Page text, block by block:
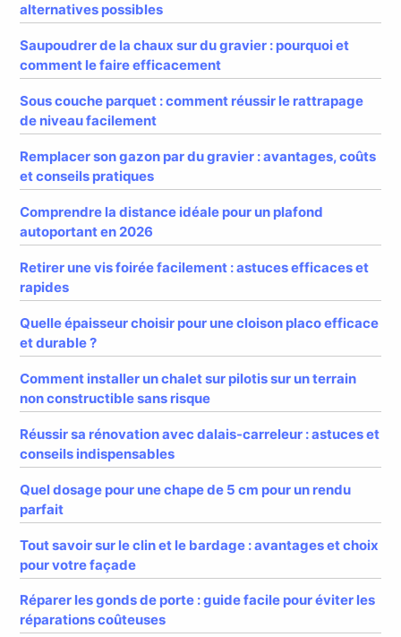
alternatives possibles
Saupoudrer de la chaux sur du gravier : pourquoi et
comment le faire efficacement
Sous couche parquet : comment réussir le rattrapage
de niveau facilement
Remplacer son gazon par du gravier : avantages, coûts
et conseils pratiques
Comprendre la distance idéale pour un plafond
autoportant en 2026
Retirer une vis foirée facilement : astuces efficaces et
rapides
Quelle épaisseur choisir pour une cloison placo efficace
et durable ?
Comment installer un chalet sur pilotis sur un terrain
non constructible sans risque
Réussir sa rénovation avec dalais-carreleur : astuces et
conseils indispensables
Quel dosage pour une chape de 5 cm pour un rendu
parfait
Tout savoir sur le clin et le bardage : avantages et choix
pour votre façade
Réparer les gonds de porte : guide facile pour éviter les
réparations coûteuses